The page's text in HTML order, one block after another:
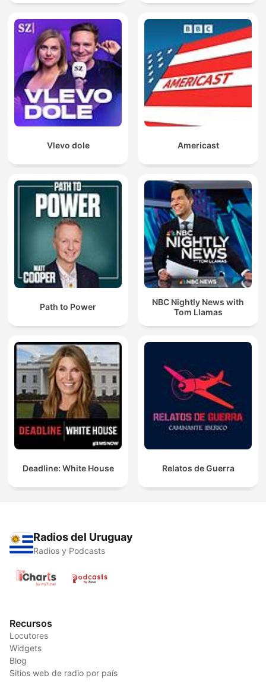
Vlevo dole Americast
Path to Power
NBC Nightly News with
Tom Llamas
Deadline: White House Relatos de Guerra
Radios del Uruguay
Radios y Podcasts
Recursos
Locutores
Widgets
Blog
Sitios web de radio por país